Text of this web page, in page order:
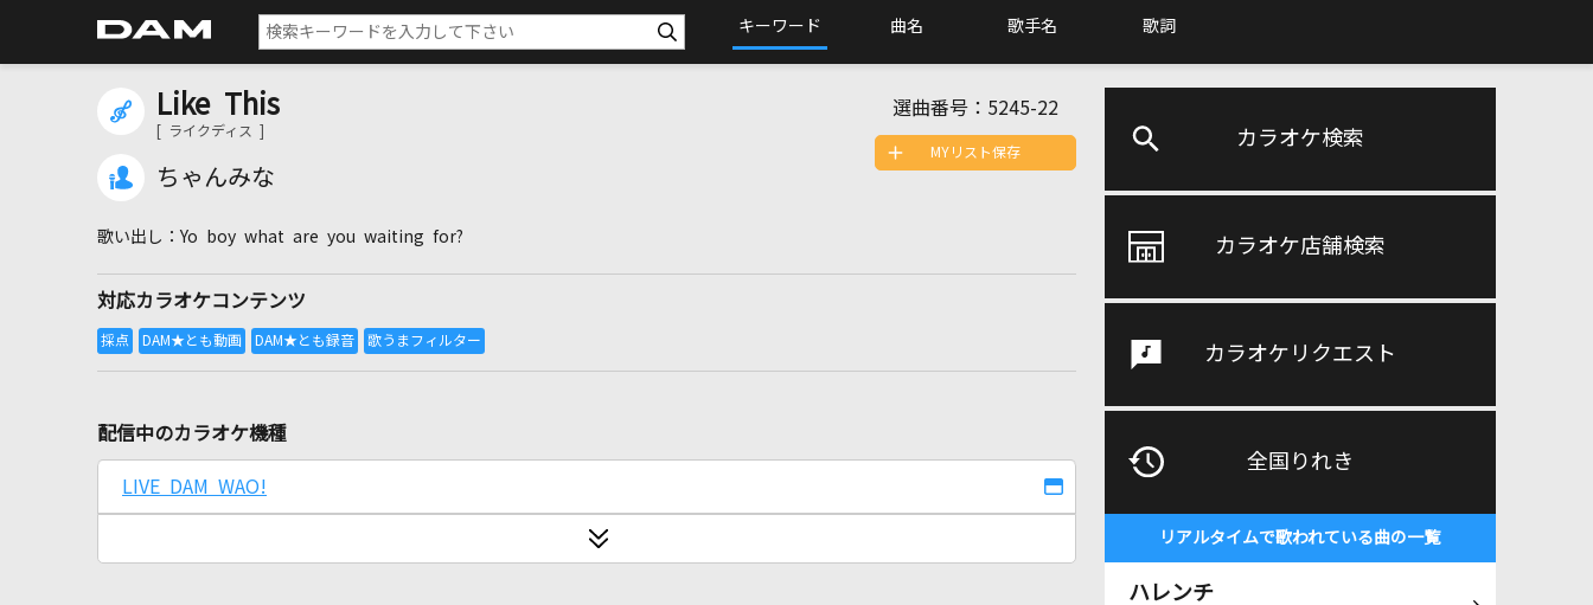
キーワード 曲名 歌手名 歌詞
カラオケ検索
カラオケ店舗検索
カラオケリクエスト
全国りれき
リアルタイムで歌われている曲の一覧
ハレンチ
Like This
[ ライクディス ]
ちゃんみな
選曲番号： 5245-22
Yo boy what are you waiting for?
対応カラオケコンテンツ
MYリスト保存
配信中のカラオケ機種
LIVE DAM WAO!